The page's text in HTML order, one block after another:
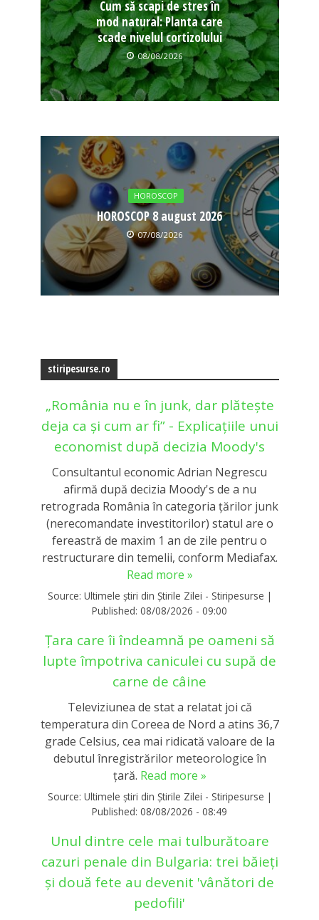
Cum să scapi de stres în
mod natural: Planta care
scade nivelul cortizolului
08/08/2026
HOROSCOP
HOROSCOP 8 august 2026
07/08/2026
stiripesurse.ro
„România nu e în junk, dar plătește
deja ca și cum ar fi” - Explicațiile unui
economist după decizia Moody's
Consultantul economic Adrian Negrescu
afirmă după decizia Moody's de a nu
retrograda România în categoria țărilor junk
(nerecomandate investitorilor) statul are o
fereastră de maxim 1 an de zile pentru o
restructurare din temelii, conform Mediafax.
Read more »
Source: Ultimele știri din Știrile Zilei - Stiripesurse |
Published: 08/08/2026 - 09:00
Țara care îi îndeamnă pe oameni să
lupte împotriva caniculei cu supă de
carne de câine
Televiziunea de stat a relatat joi că
temperatura din Coreea de Nord a atins 36,7
grade Celsius, cea mai ridicată valoare de la
debutul înregistrărilor meteorologice în
ţară. Read more »
Source: Ultimele știri din Știrile Zilei - Stiripesurse |
Published: 08/08/2026 - 08:49
Unul dintre cele mai tulburătoare
cazuri penale din Bulgaria: trei băieți
și două fete au devenit 'vânători de
pedofili'